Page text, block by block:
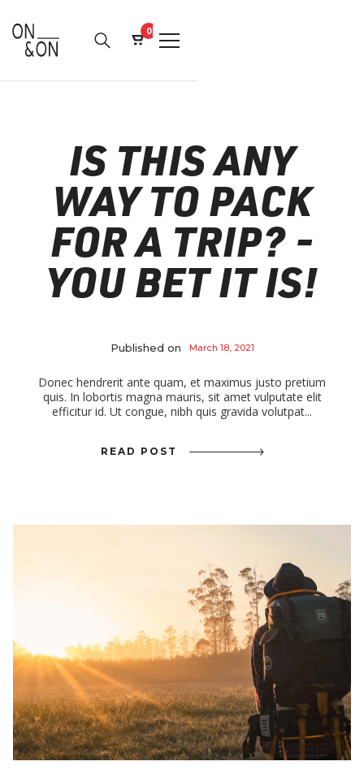
0
IS THIS ANY
WAY TO PACK
FOR A TRIP? -
YOU BET IT IS!
Published on March 18, 2021
Donec hendrerit ante quam, et maximus justo pretium
quis. In lobortis magna mauris, sit amet vulputate elit
efficitur id. Ut congue, nibh quis gravida volutpat...
READ POST